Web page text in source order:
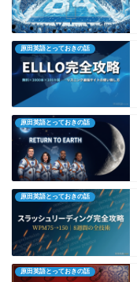
原田英語とっておきの話
原田英語とっておきの話
原田英語とっておきの話
原田英語とっておきの話